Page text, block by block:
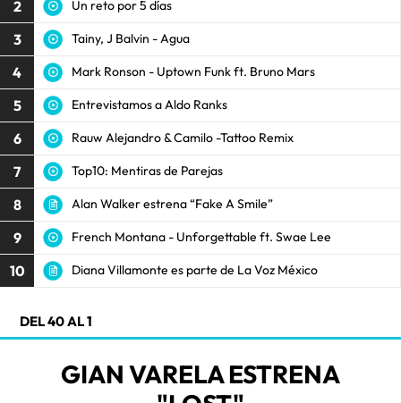
2 Un reto por 5 días
3 Tainy, J Balvin - Agua
4 Mark Ronson - Uptown Funk ft. Bruno Mars
5 Entrevistamos a Aldo Ranks
6 Rauw Alejandro & Camilo -Tattoo Remix
7 Top10: Mentiras de Parejas
8 Alan Walker estrena “Fake A Smile”
9 French Montana - Unforgettable ft. Swae Lee
10 Diana Villamonte es parte de La Voz México
DEL 40 AL 1
GIAN VARELA ESTRENA